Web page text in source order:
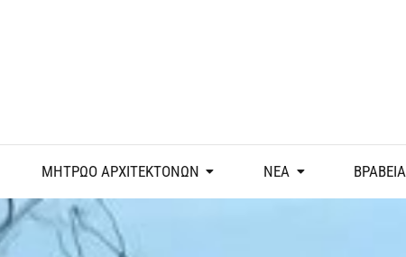
ΜΗΤΡΩΟ ΑΡΧΙΤΕΚΤΟΝΩΝ ΝΕΑ ΒΡΑΒΕΙΑ